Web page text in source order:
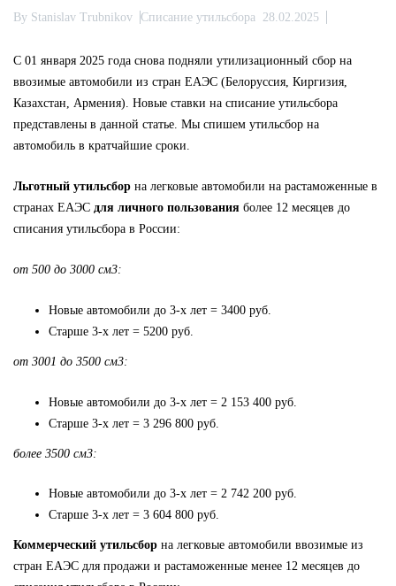
By Stanislav Trubnikov Списание утильсбора 28.02.2025
С 01 января 2025 года снова подняли утилизационный сбор на
ввозимые автомобили из стран ЕАЭС (Белоруссия, Киргизия,
Казахстан, Армения). Новые ставки на списание утильсбора
представлены в данной статье. Мы спишем утильсбор на
автомобиль в кратчайшие сроки.
Льготный утильсбор на легковые автомобили на растаможенные в
странах ЕАЭС для личного пользования более 12 месяцев до
списания утильсбора в России:
от 500 до 3000 см3:
Новые автомобили до 3-х лет = 3400 руб.
Старше 3-х лет = 5200 руб.
от 3001 до 3500 см3:
Новые автомобили до 3-х лет = 2 153 400 руб.
Старше 3-х лет = 3 296 800 руб.
более 3500 см3:
Новые автомобили до 3-х лет = 2 742 200 руб.
Старше 3-х лет = 3 604 800 руб.
Коммерческий утильсбор на легковые автомобили ввозимые из
стран ЕАЭС для продажи и растаможенные менее 12 месяцев до